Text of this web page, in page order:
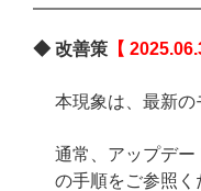
◆ 改善策 【
本現象は、最新
通常、アップデ
の手順をご参照く